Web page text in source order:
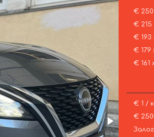
€ 250
€ 215
€ 193
€ 179
€ 161
€ 1 /
€